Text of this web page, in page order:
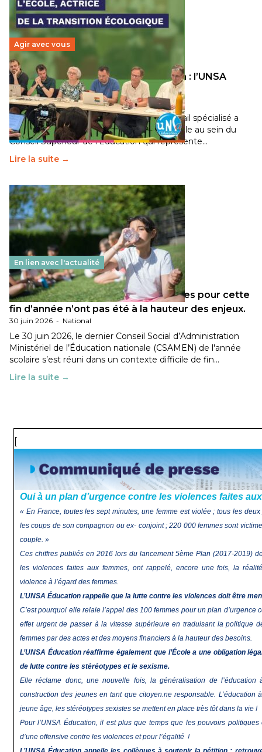
Agir avec vous
Transition écologique de l’éducation : l’UNSA
Éducation fait bouger les lignes
30 juin 2026-National
Pendant plusieurs mois, un groupe de travail spécialisé a
travaillé sur la transition écologique de l’Ecole au sein du
Conseil Supérieur de l’Éducation qui représente…
Lire la suite →
En lien avec l'actualité
Les décisions ministérielles attendues pour cette
fin d’année n’ont pas été à la hauteur des enjeux.
30 juin 2026 - National
Le 30 juin 2026, le dernier Conseil Social d’Administration
Ministériel de l’Éducation nationale (CSAMEN) de l'année
scolaire s’est réuni dans un contexte difficile de fin…
Lire la suite →
[
Oui à un plan d’urgence contre les violences faites
« En France, toutes les sept minutes, une femme est violée ; tous les
les coups de son compagnon ou ex- conjoint ; 220 000 femmes sont
couple. »
Ces chiffres publiés en 2016 lors du lancement 5ème Plan (2017-2019)
les violences faites aux femmes, ont rappelé, encore une fois, la
violence à l’égard des femmes.
L’UNSA Éducation rappelle que la lutte contre les violences doit être
C’est pourquoi elle relaie l’appel des 100 femmes pour un plan d’urgence
effet urgent de passer à la vitesse supérieure en traduisant la politique
femmes par des actes et des moyens financiers à la hauteur des besoins.
L’UNSA Éducation réaffirme également que l’École a une obligation
de lutte contre les stéréotypes et le sexisme.
Elle réclame donc, une nouvelle fois, la généralisation de
construction des jeunes en tant que citoyen.ne responsable. L’éducation
jeune âge, les stéréotypes sexistes se mettent en place très tôt dans la vie !
Pour l’UNSA Éducation, il est plus que temps que les pouvoirs
d’une offensive contre les violences et pour l’égalité !